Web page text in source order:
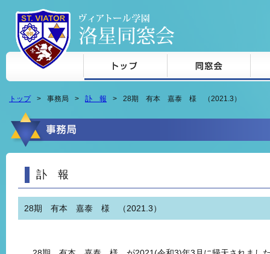
本文へジャンプ
トップ 事務局 訃 報 28期 有本 嘉泰 様 （2021.3）
訃 報
28期 有本 嘉泰 様 （2021.3）